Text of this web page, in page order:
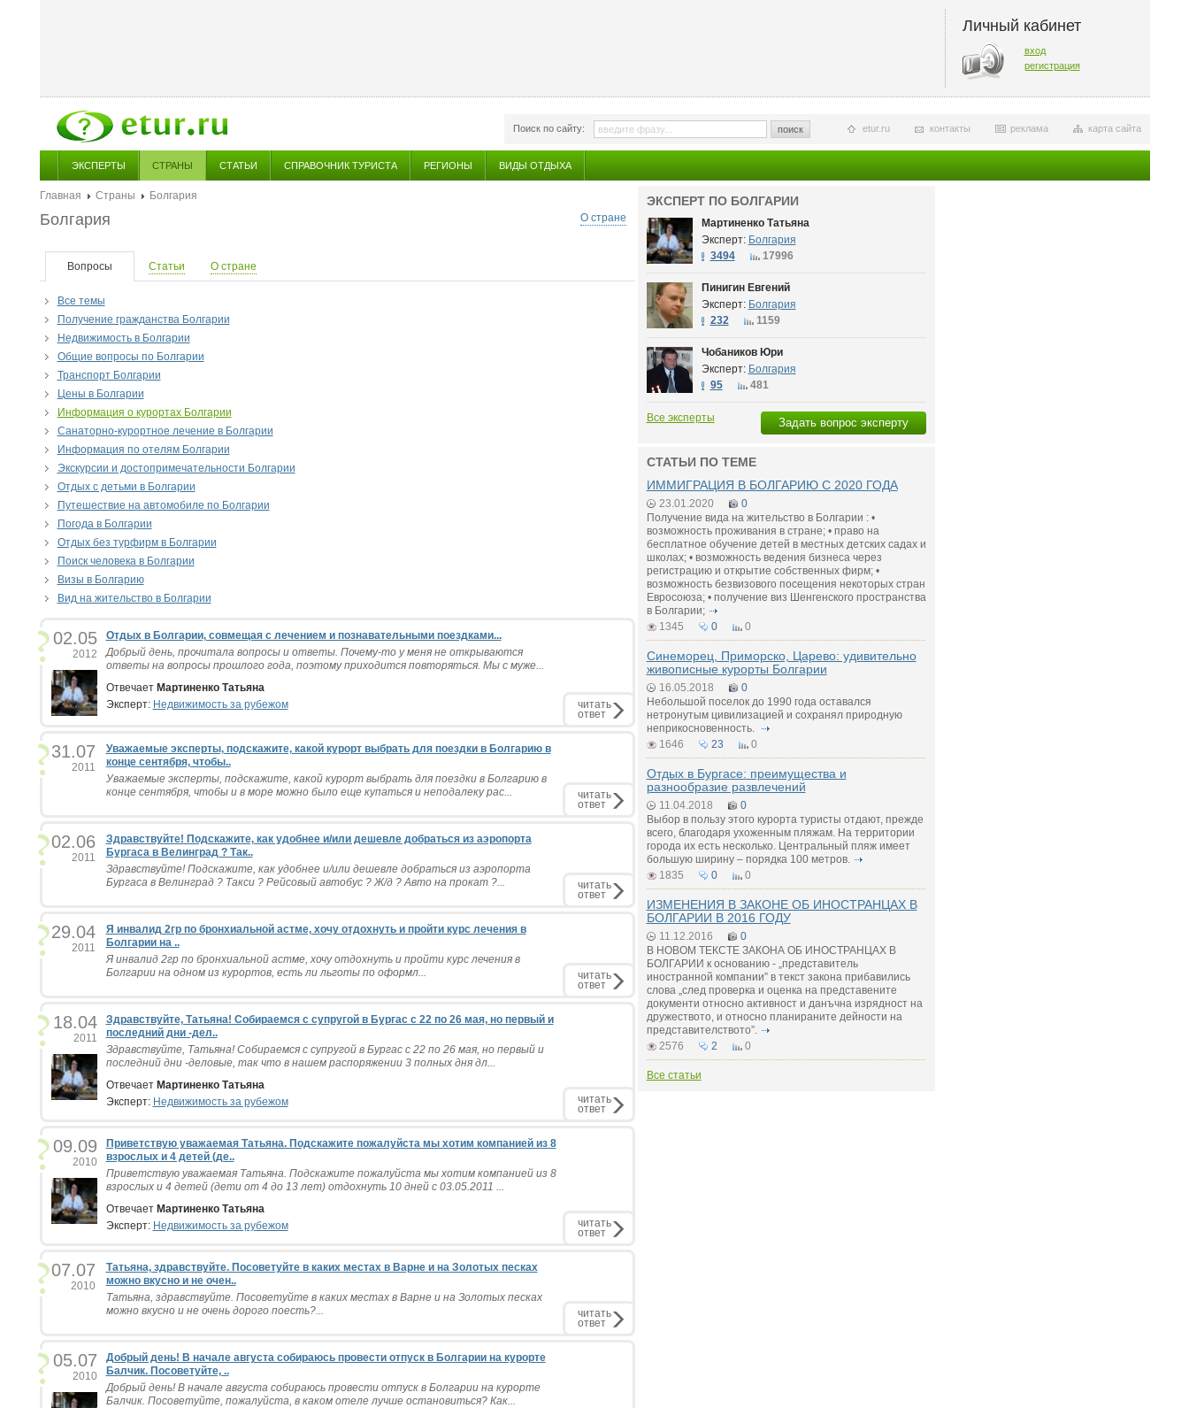
Личный кабинет
вход
регистрация
Поиск по сайту: поиск карта сайта
реклама
контакты
etur.ru
ЭКСПЕРТЫ СТРАНЫ СТАТЬИ СПРАВОЧНИК ТУРИСТА РЕГИОНЫ ВИДЫ ОТДЫХА
Главная Страны
Болгария
О стране
Болгария
Вопросы Статьи О стране
Все темы
Получение гражданства Болгарии
Недвижимость в Болгарии
Общие вопросы по Болгарии
Транспорт Болгарии
Цены в Болгарии
Информация о курортах Болгарии
Санаторно-курортное лечение в Болгарии
Информация по отелям Болгарии
Экскурсии и достопримечательности Болгарии
Отдых с детьми в Болгарии
Путешествие на автомобиле по Болгарии
Погода в Болгарии
Отдых без турфирм в Болгарии
Поиск человека в Болгарии
Визы в Болгарию
Вид на жительство в Болгарии
02.05
2012
Отдых в Болгарии, совмещая с лечением и познавательными поездками...
Добрый день, прочитала вопросы и ответы. Почему-то у меня не открываются
ответы на вопросы прошлого года, поэтому приходится повторяться. Мы с муже...
Отвечает Мартиненко Татьяна
Эксперт: Недвижимость за рубежом читать
ответ
31.07
2011
Уважаемые эксперты, подскажите, какой курорт выбрать для поездки в Болгарию в
конце сентября, чтобы..
Уважаемые эксперты, подскажите, какой курорт выбрать для поездки в Болгарию в
конце сентября, чтобы и в море можно было еще купаться и неподалеку рас...
читать
ответ
02.06
2011
Здравствуйте! Подскажите, как удобнее и/или дешевле добраться из аэропорта
Бургаса в Велинград ? Так..
Здравствуйте! Подскажите, как удобнее и/или дешевле добраться из аэропорта
Бургаса в Велинград ? Такси ? Рейсовый автобус ? Ж/д ? Авто на прокат ?...
читать
ответ
29.04
2011
Я инвалид 2гр по бронхиальной астме, хочу отдохнуть и пройти курс лечения в
Болгарии на ..
Я инвалид 2гр по бронхиальной астме, хочу отдохнуть и пройти курс лечения в
Болгарии на одном из курортов, есть ли льготы по оформл...
читать
ответ
18.04
2011
Здравствуйте, Татьяна! Собираемся с супругой в Бургас с 22 по 26 мая, но первый и
последний дни -дел..
Здравствуйте, Татьяна! Собираемся с супругой в Бургас с 22 по 26 мая, но первый и
последний дни -деловые, так что в нашем распоряжении 3 полных дня дл...
Отвечает Мартиненко Татьяна
Эксперт: Недвижимость за рубежом читать
ответ
09.09
2010
Приветствую уважаемая Татьяна. Подскажите пожалуйста мы хотим компанией из 8
взрослых и 4 детей (де..
Приветствую уважаемая Татьяна. Подскажите пожалуйста мы хотим компанией из 8
взрослых и 4 детей (дети от 4 до 13 лет) отдохнуть 10 дней с 03.05.2011 ...
Отвечает Мартиненко Татьяна
Эксперт: Недвижимость за рубежом читать
ответ
07.07
2010
Татьяна, здравствуйте. Посоветуйте в каких местах в Варне и на Золотых песках
можно вкусно и не очен..
Татьяна, здравствуйте. Посоветуйте в каких местах в Варне и на Золотых песках
можно вкусно и не очень дорого поесть?...
читать
ответ
05.07
2010
Добрый день! В начале августа собираюсь провести отпуск в Болгарии на курорте
Балчик. Посоветуйте, ..
Добрый день! В начале августа собираюсь провести отпуск в Болгарии на курорте
Балчик. Посоветуйте, пожалуйста, в каком отеле лучше остановиться? Как...
ЭКСПЕРТ ПО БОЛГАРИИ
Мартиненко Татьяна
Эксперт: Болгария
3494
17996
Пинигин Евгений
Эксперт: Болгария
232
1159
Чобаников Юри
Эксперт: Болгария
95
481
Задать вопрос эксперту
Все эксперты
СТАТЬИ ПО ТЕМЕ
ИММИГРАЦИЯ В БОЛГАРИЮ С 2020 ГОДА
23.01.2020
0
Получение вида на жительство в Болгарии : •
возможность проживания в стране; • право на
бесплатное обучение детей в местных детских садах и
школах; • возможность ведения бизнеса через
регистрацию и открытие собственных фирм; •
возможность безвизового посещения некоторых стран
Евросоюза; • получение виз Шенгенского пространства
в Болгарии;
1345
0 0
Синеморец, Приморско, Царево: удивительно
живописные курорты Болгарии
16.05.2018
0
Небольшой поселок до 1990 года оставался
нетронутым цивилизацией и сохранял природную
неприкосновенность.
1646
23 0
Отдых в Бургасе: преимущества и
разнообразие развлечений
11.04.2018
0
Выбор в пользу этого курорта туристы отдают, прежде
всего, благодаря ухоженным пляжам. На территории
города их есть несколько. Центральный пляж имеет
большую ширину – порядка 100 метров.
1835
0 0
ИЗМЕНЕНИЯ В ЗАКОНЕ ОБ ИНОСТРАНЦАХ В
БОЛГАРИИ В 2016 ГОДУ
11.12.2016
0
В НОВОМ ТЕКСТЕ ЗАКОНА ОБ ИНОСТРАНЦАХ В
БОЛГАРИИ к основанию - „представитель
иностранной компании” в текст закона прибавились
слова „след проверка и оценка на представените
документи относно активност и данъчна изрядност на
дружеството, и относно планираните дейности на
представителството”.
2576
2 0
Все статьи